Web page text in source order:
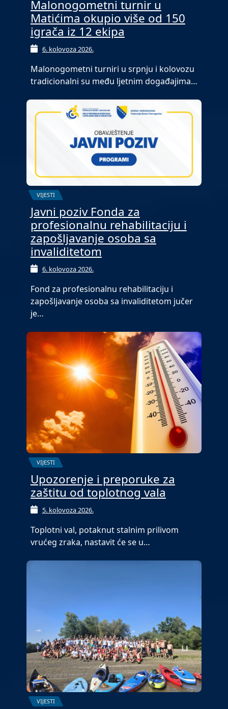
Malonogometni turnir u
Matićima okupio više od 150
igrača iz 12 ekipa
6. kolovoza 2026.
Malonogometni turniri u srpnju i kolovozu
tradicionalni su među ljetnim događajima…
VIJESTI
Javni poziv Fonda za
profesionalnu rehabilitaciju i
zapošljavanje osoba sa
invaliditetom
6. kolovoza 2026.
Fond za profesionalnu rehabilitaciju i
zapošljavanje osoba sa invaliditetom jučer
je…
VIJESTI
Upozorenje i preporuke za
zaštitu od toplotnog vala
5. kolovoza 2026.
Toplotni val, potaknut stalnim prilivom
vrućeg zraka, nastavit će se u…
VIJESTI